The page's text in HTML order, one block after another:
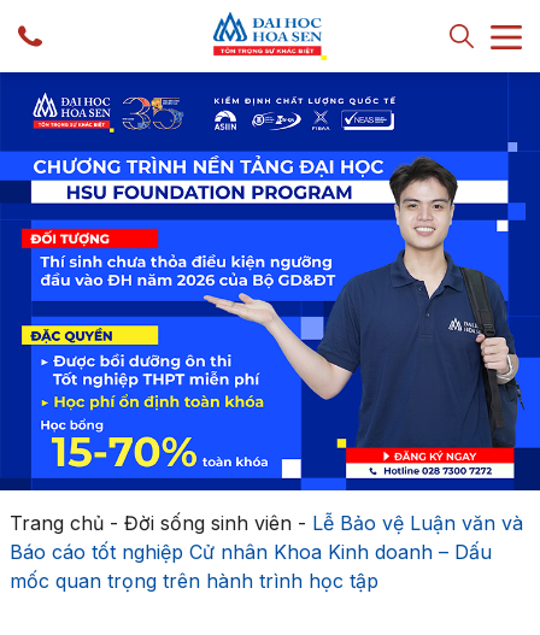
Trang chủ- Đời sống sinh viên- Lễ Bảo vệ Luận văn và
Báo cáo tốt nghiệp Cử nhân Khoa Kinh doanh – Dấu
mốc quan trọng trên hành trình học tập